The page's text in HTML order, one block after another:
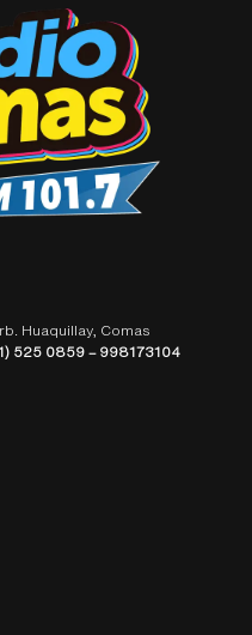
Huaquillay, Comas
525 0859 – 998173104